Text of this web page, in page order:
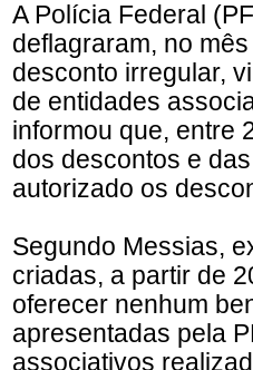
A Polícia Federal
deflagraram, no
desconto irregular,
de entidades
informou que, entre
dos descontos e
autorizado os
Segundo Messias,
criadas, a partir de
oferecer nenhum
apresentadas pela
associativos